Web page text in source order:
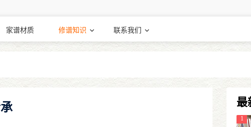
家谱材质 修谱知识 联系我们
最
1